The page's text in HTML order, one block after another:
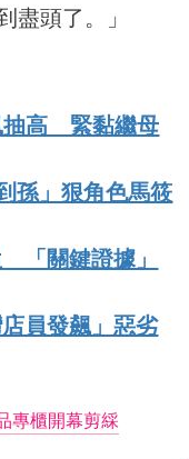
盡頭了。」
抽高 緊黏繼母
孫」狠角色馬筱
「關鍵證據」
員發飆」惡劣
專櫃開幕剪綵